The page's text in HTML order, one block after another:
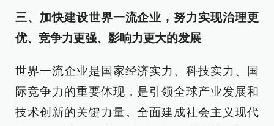
三、加快建设世界一流企业，努力实现治理更
优、竞争力更强、影响力更大的发展
世界一流企业是国家经济实力、科技实力、国
际竞争力的重要体现，是引领全球产业发展和
技术创新的关键力量。全面建成社会主义现代